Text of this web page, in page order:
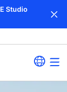
Studio